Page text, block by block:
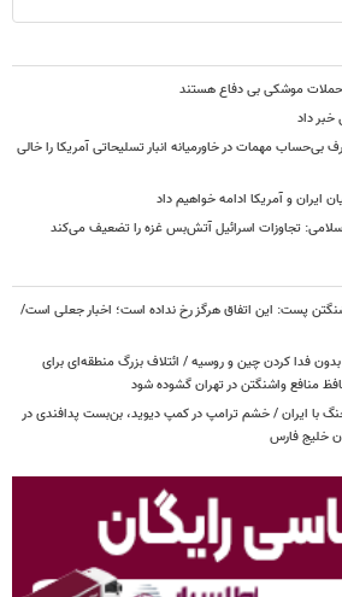
موشکی بی دفاع هستند
داد
مهمات در خاورمیانه انبار تسلیحاتی آمریکا را خالی
ایران و آمریکا ادامه خواهیم داد
پست: این اتفاق هرگز رخ نداده است؛ اخبار جعلی است/
فدا کردن چین و روسیه / ائتلاف بزرگ منطقه‌ای برای
منافع واشنگتن در تهران گشوده شود
با ایران / خشم ترامپ در کمپ دیوید، بن‌بست پدافندی در
خلیج فارس